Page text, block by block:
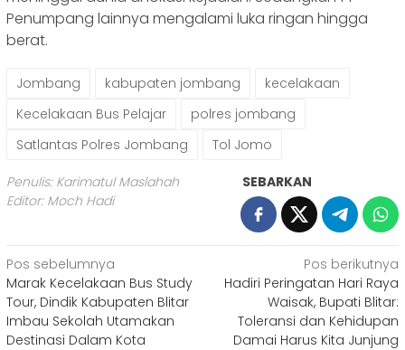
Penumpang lainnya mengalami luka ringan hingga
berat.
Jombang kabupaten jombang
kecelakaan
Kecelakaan Bus Pelajar
polres jombang
Satlantas Polres Jombang
Tol Jomo
Penulis: Karimatul Maslahah
Editor: Moch Hadi
SEBARKAN
Navigasi
pos
Pos sebelumnya
Marak Kecelakaan Bus Study
Tour, Dindik Kabupaten Blitar
Imbau Sekolah Utamakan
Destinasi Dalam Kota
Pos berikutnya
Hadiri Peringatan Hari Raya
Waisak, Bupati Blitar:
Toleransi dan Kehidupan
Damai Harus Kita Junjung